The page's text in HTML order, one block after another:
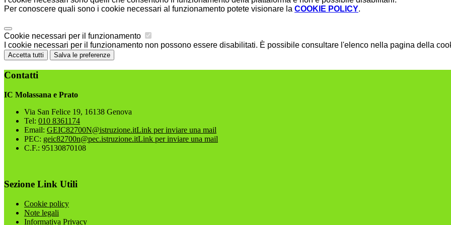
Per conoscere quali sono i cookie necessari al funzionamento potete visionare la COOKIE POLICY.
Cookie necessari per il funzionamento
I cookie necessari per il funzionamento non possono essere disabilitati. È possibile consultare l'elenco nella pagina della
Accetta tutti Salva le preferenze
Contatti
IC Molassana e Prato
Via San Felice 19, 16138 Genova
Tel: 010 8361174
Email: GEIC82700N@istruzione.itLink per inviare una mail
PEC: geic82700n@pec.istruzione.itLink per inviare una mail
C.F.: 95130870108
Sezione Link Utili
Cookie policy
Note legali
Informativa Privacy